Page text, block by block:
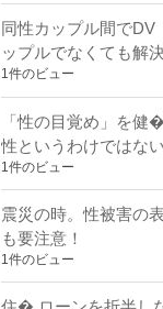
同性カップル間でDV
ップルでなくても解
1件のビュー
「性の目覚め」を
性というわけではない
1件のビュー
震災の時。性被害の
も要注意！
1件のビュー